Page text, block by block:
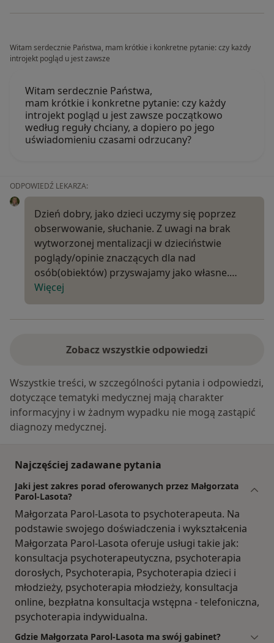
Witam serdecznie Państwa, mam krótkie i konkretne pytanie: czy każdy
introjekt pogląd u jest zawsze
Witam serdecznie Państwa,
mam krótkie i konkretne pytanie: czy każdy
introjekt pogląd u jest zawsze początkowo
według reguły chciany, a dopiero po jego
uświadomieniu czasami odrzucany?
ODPOWIEDŹ LEKARZA:
Dzień dobry, jako dzieci uczymy się poprzez
obserwowanie, słuchanie. Z uwagi na brak
wytworzonej mentalizacji w dzieciństwie
poglądy/opinie znaczących dla nad
osób(obiektów) przyswajamy jako własne.…
Więcej
Zobacz wszystkie odpowiedzi
Wszystkie treści, w szczególności pytania i odpowiedzi,
dotyczące tematyki medycznej mają charakter
informacyjny i w żadnym wypadku nie mogą zastąpić
diagnozy medycznej.
Najczęściej zadawane pytania
Jaki jest zakres porad oferowanych przez Małgorzata
Parol-Lasota?
Małgorzata Parol-Lasota to psychoterapeuta. Na
podstawie swojego doświadczenia i wykształcenia
Małgorzata Parol-Lasota oferuje usługi takie jak:
konsultacja psychoterapeutyczna, psychoterapia
dorosłych, Psychoterapia, Psychoterapia dzieci i
młodzieży, psychoterapia młodzieży, konsultacja
online, bezpłatna konsultacja wstępna - telefoniczna,
psychoterapia indywidualna.
Gdzie Małgorzata Parol-Lasota ma swój gabinet?